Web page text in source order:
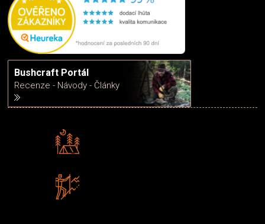
Bushcraft Portál
Recenze - Návody - Články